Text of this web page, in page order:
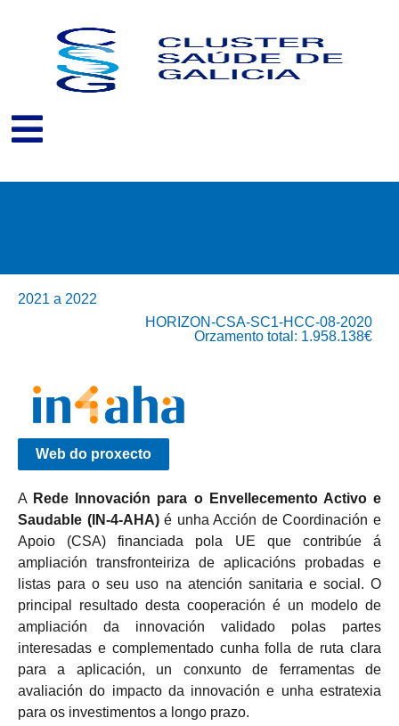
2021 a 2022
HORIZON-CSA-SC1-HCC-08-2020
Orzamento total: 1.958.138€
Web do proxecto
A Rede Innovación para o Envellecemento Activo e
Saudable (IN-4-AHA)é unha Acción de Coordinación e
Apoio (CSA) financiada pola UE que contribúe á
ampliación transfronteiriza de aplicacións probadas e
listas para o seu uso na atención sanitaria e social. O
principal resultado desta cooperación é un modelo de
ampliación da innovación validado polas partes
interesadas e complementado cunha folla de ruta clara
para a aplicación, un conxunto de ferramentas de
avaliación do impacto da innovación e unha estratexia
para os investimentos a longo prazo.